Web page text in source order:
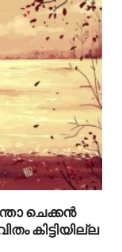
ചെക്കൻ
കിട്ടിയില്ല